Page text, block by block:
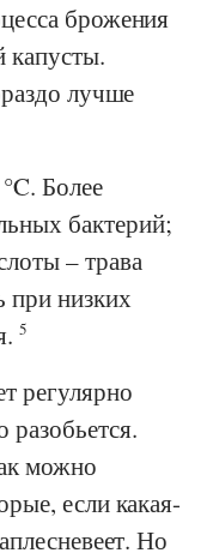
брожения
капусты.
лучше
Более
бактерий;
– трава
при низких
5
регулярно
можно
если какая-
Но